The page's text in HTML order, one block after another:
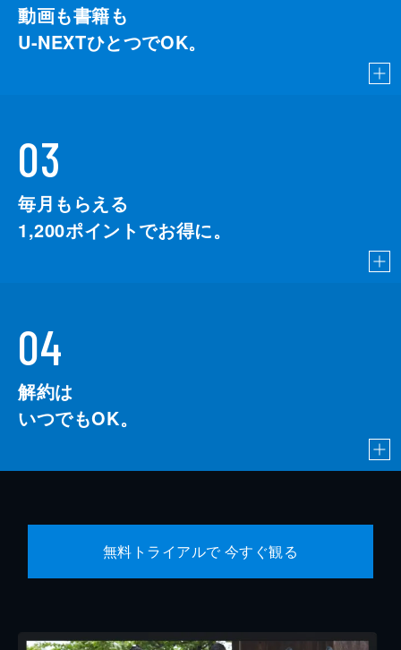
動画も書籍も
U-NEXTひとつでOK。
03
毎月もらえる
1,200ポイントでお得に。
04
解約は
いつでもOK。
無料トライアルで 今すぐ観る